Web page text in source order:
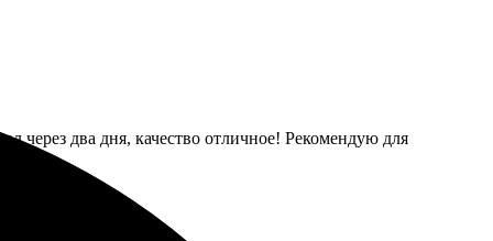
через два дня, качество отличное! Рекомендую для